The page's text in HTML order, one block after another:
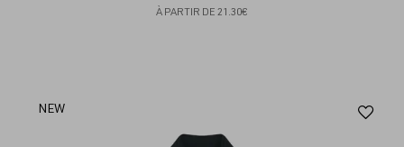
À PARTIR DE 21.30€
NEW